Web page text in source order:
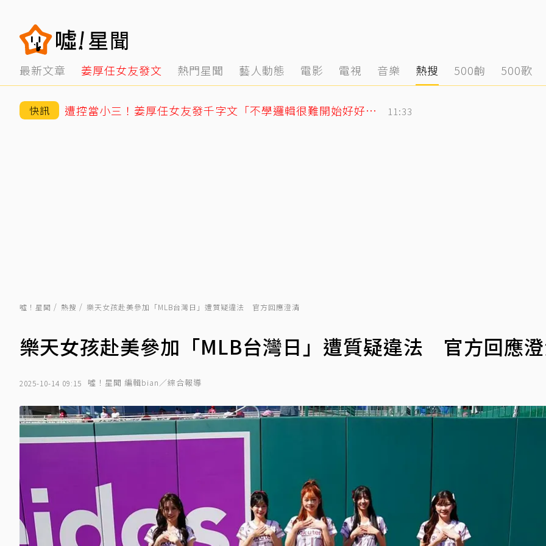
最新文章 姜厚任女友發文 熱門星聞 藝人動態 電影 電視 音樂 熱搜 500齣 500歌
快訊 遭控當小三！姜厚任女友發千字文「不學邏輯很難開始好好活」 11:33
噓！星聞 熱搜 樂天女孩赴美參加「MLB台灣日」遭質疑違法 官方回應澄清
樂天女孩赴美參加「MLB台灣日」遭質疑違法 官方回應
2025-10-14 09:15 噓！星聞 編輯bian／綜合報導